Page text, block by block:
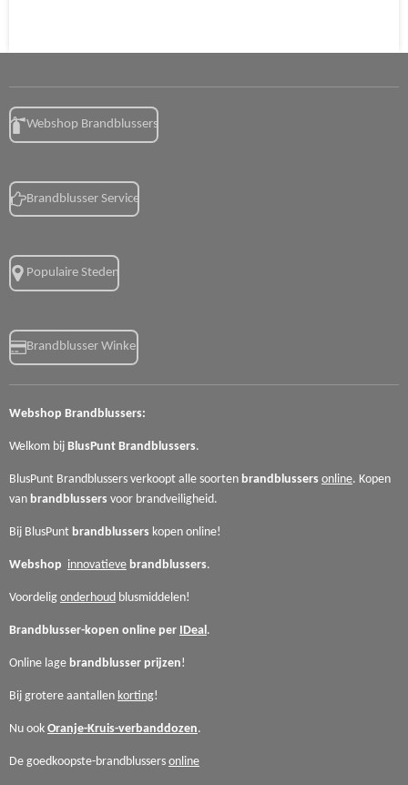
Webshop Brandblussers
Brandblusser Service
Populaire Steden
Brandblusser Winkel
Webshop Brandblussers:
Welkom bij BlusPunt Brandblussers.
BlusPunt Brandblussers verkoopt alle soorten brandblussers online. Kopen
van brandblussers voor brandveiligheid.
Bij BlusPunt brandblussers kopen online!
Webshop innovatieve brandblussers.
Voordelig onderhoud blusmiddelen!
Brandblusser-kopen online per IDeal .
Online lage brandblusser prijzen!
Bij grotere aantallen korting!
Nu ook Oranje-Kruis-verbanddozen.
De goedkoopste-brandblussers online